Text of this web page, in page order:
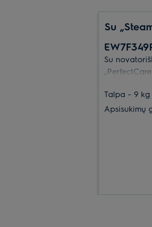
Su
Su
galėsite
trečdaliu
Talpa - 9 kg
Apsisukimų